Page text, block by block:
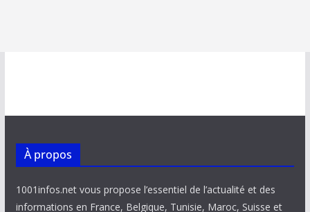
À propos
1001infos.net vous propose l’essentiel de l’actualité et des
informations en France, Belgique, Tunisie, Maroc, Suisse et